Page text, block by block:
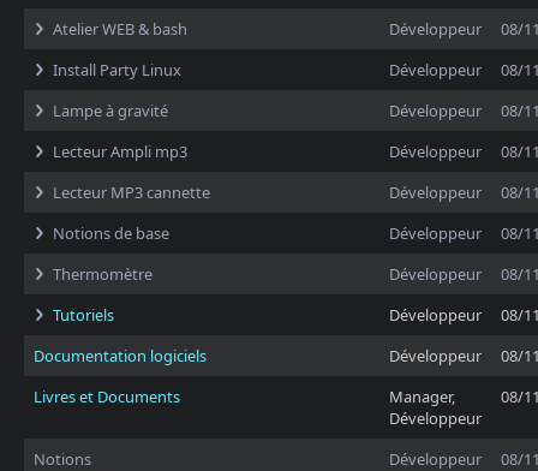
Atelier WEB & bash
Développeur
08/
Install Party Linux
Développeur
08/
Lampe à gravité
Développeur
08/
Lecteur Ampli mp3
Développeur
08/
Lecteur MP3 cannette
Développeur
08/
Notions de base
Développeur
08/
Thermomètre
Développeur
08/
Tutoriels
Développeur
08/
Documentation logiciels
Développeur
08/
Livres et Documents
Manager,
Développeur
08/
Notions Développeur
08/